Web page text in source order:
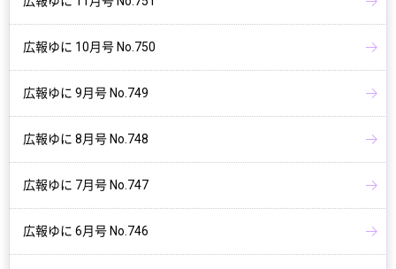
広報ゆに 10月号 No.750
広報ゆに 9月号 No.749
広報ゆに 8月号 No.748
広報ゆに 7月号 No.747
広報ゆに 6月号 No.746